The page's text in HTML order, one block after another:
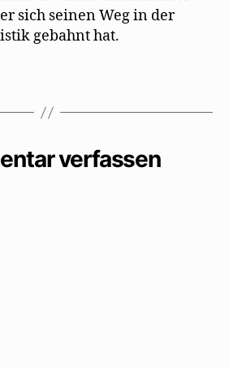
sich seinen Weg in der
gebahnt hat.
verfassen